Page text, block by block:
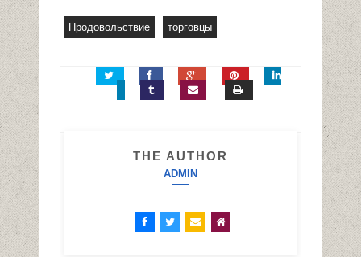
Продовольствие торговцы
THE AUTHOR
ADMIN